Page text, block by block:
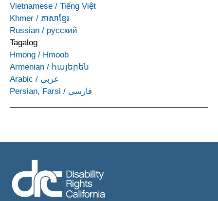
Vietnamese / Tiếng Việt
Khmer / ភាសាខ្មែរ
Russian / русский
Tagalog
Hmong / Hmoob
Armenian / հայերեն
Arabic / عربى
Persian, Farsi / فارسی